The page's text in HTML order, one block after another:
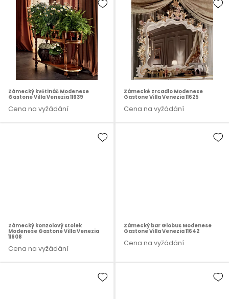
Zámecký květináč Modenese
Gastone Villa Venezia 11639
Cena na vyžádání
Zámecké zrcadlo Modenese
Gastone Villa Venezia 11625
Cena na vyžádání
Zámecký konzolový stolek
Modenese Gastone Villa Venezia
11608
Cena na vyžádání
Zámecký bar Globus Modenese
Gastone Villa Venezia 11642
Cena na vyžádání